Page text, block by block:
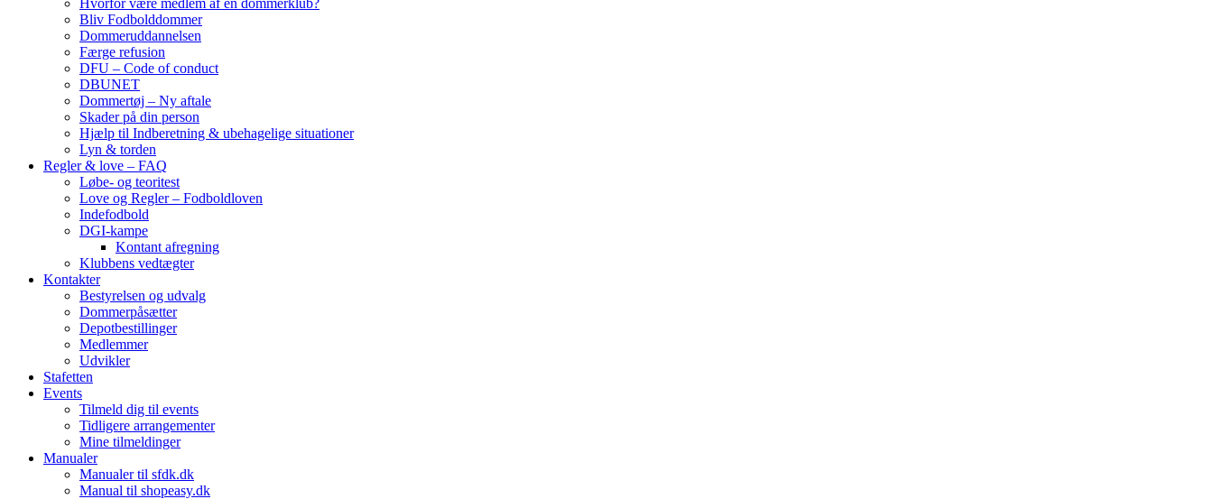
Hvorfor være medlem af en dommerklub?
Bliv Fodbolddommer
Dommeruddannelsen
Færge refusion
DFU – Code of conduct
DBUNET
Dommertøj – Ny aftale
Skader på din person
Hjælp til Indberetning & ubehagelige situationer
Lyn & torden
Regler & love – FAQ
Løbe- og teoritest
Love og Regler – Fodboldloven
Indefodbold
DGI-kampe
Kontant afregning
Klubbens vedtægter
Kontakter
Bestyrelsen og udvalg
Dommerpåsætter
Depotbestillinger
Medlemmer
Udvikler
Stafetten
Events
Tilmeld dig til events
Tidligere arrangementer
Mine tilmeldinger
Manualer
Manualer til sfdk.dk
Manual til shopeasy.dk